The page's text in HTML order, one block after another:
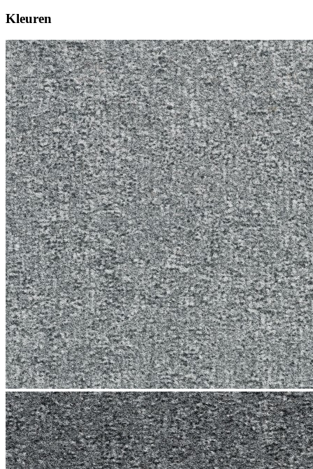
Kleuren